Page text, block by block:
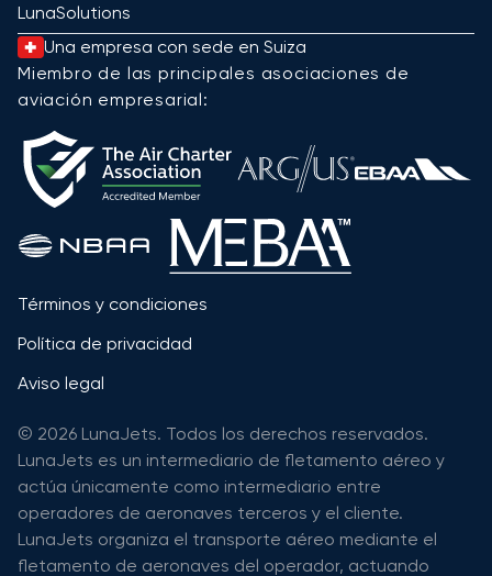
LunaSolutions
Una empresa con sede en Suiza
Miembro de las principales asociaciones de
aviación empresarial:
Términos y condiciones
Política de privacidad
Aviso legal
© 2026 LunaJets. Todos los derechos reservados.
LunaJets es un intermediario de fletamento aéreo y
actúa únicamente como intermediario entre
operadores de aeronaves terceros y el cliente.
LunaJets organiza el transporte aéreo mediante el
fletamento de aeronaves del operador, actuando